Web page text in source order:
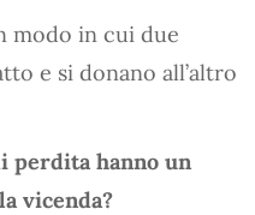
modo in cui due
e si donano all’altro
perdita hanno un
vicenda?